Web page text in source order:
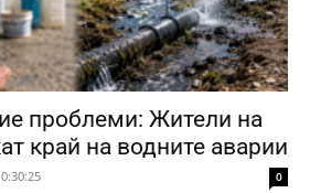
проблеми: Жители на
край на водните аварии
0